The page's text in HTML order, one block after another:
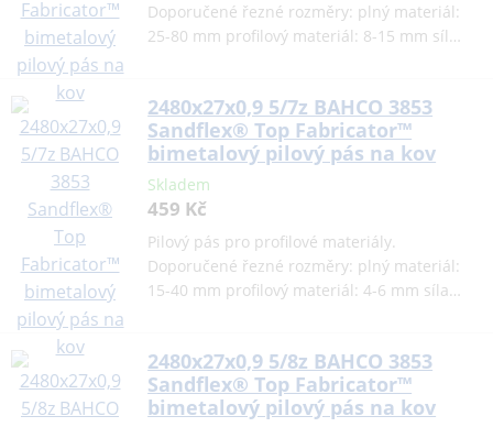
Doporučené řezné rozměry: plný materiál:
25-80 mm profilový materiál: 8-15 mm síl…
2480x27x0,9 5/7z BAHCO 3853
Sandflex® Top Fabricator™
bimetalový pilový pás na kov
Skladem
459 Kč
Pilový pás pro profilové materiály.
Doporučené řezné rozměry: plný materiál:
15-40 mm profilový materiál: 4-6 mm síla…
2480x27x0,9 5/8z BAHCO 3853
Sandflex® Top Fabricator™
bimetalový pilový pás na kov